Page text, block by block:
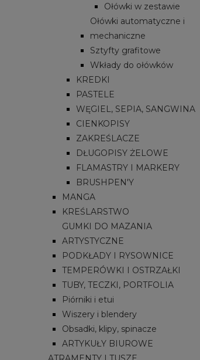
Ołówki w zestawie
Ołówki automatyczne i
mechaniczne
Sztyfty grafitowe
Wkłady do ołówków
KREDKI
PASTELE
WĘGIEL, SEPIA, SANGWINA
CIENKOPISY
ZAKREŚLACZE
DŁUGOPISY ŻELOWE
FLAMASTRY I MARKERY
BRUSHPEN'Y
MANGA
KREŚLARSTWO
GUMKI DO MAZANIA
ARTYSTYCZNE
PODKŁADY I RYSOWNICE
TEMPERÓWKI I OSTRZAŁKI
TUBY, TECZKI, PORTFOLIA
Piórniki i etui
Wiszery i blendery
Obsadki, klipy, spinacze
ARTYKUŁY BIUROWE